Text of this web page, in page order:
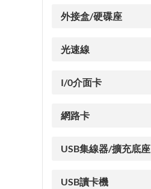
外接盒/硬碟座
光速線
I/0介面卡
網路卡
USB集線器/擴充底座
USB讀卡機